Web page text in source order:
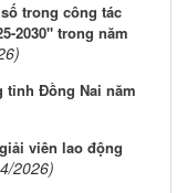
trong công tác
2030" trong năm
tỉnh Đồng Nai năm
viên lao động
2026)